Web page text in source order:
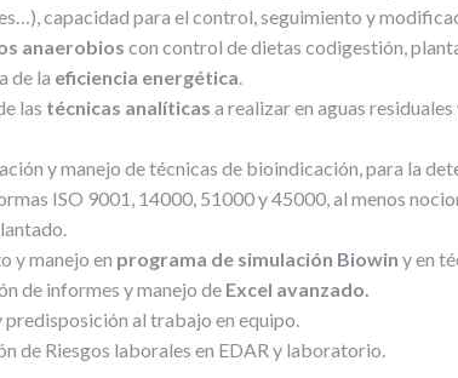
capacidad para el control, seguimiento y
anaerobios con control de dietas codigestión,
de la eficiencia energética
las técnicas analíticas a realizar en aguas
y manejo de técnicas de bioindicación, para la
ISO 9001, 14000, 51000 y 45000, al menos
y manejo en programa de simulación Biowin y en
de informes y manejo de Excel avanzado.
al trabajo en equipo.
de Riesgos laborales en EDAR y laboratorio.